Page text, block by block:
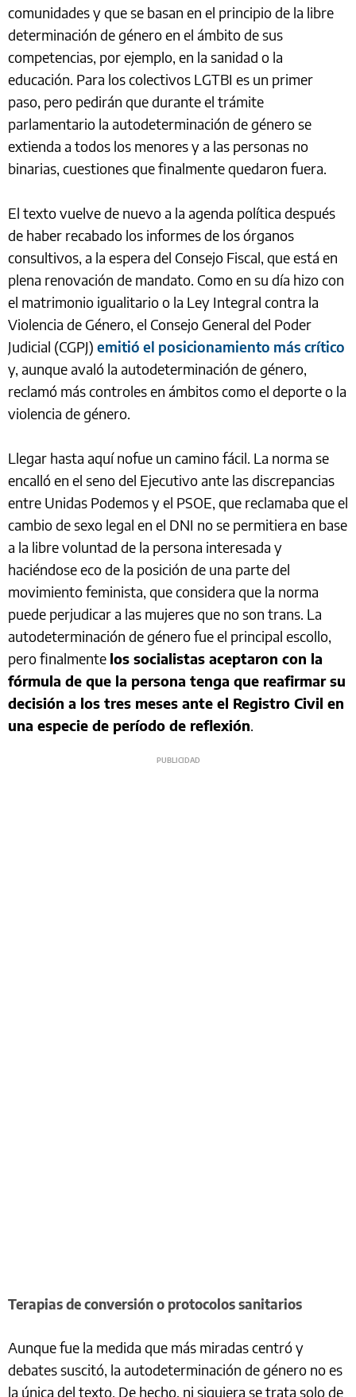
comunidades y que se basan en el principio de la libre
determinación de género en el ámbito de sus
competencias, por ejemplo, en la sanidad o la
educación. Para los colectivos LGTBI es un primer
paso, pero pedirán que durante el trámite
parlamentario la autodeterminación de género se
extienda a todos los menores y a las personas no
binarias, cuestiones que finalmente quedaron fuera.
El texto vuelve de nuevo a la agenda política después
de haber recabado los informes de los órganos
consultivos, a la espera del Consejo Fiscal, que está en
plena renovación de mandato. Como en su día hizo con
el matrimonio igualitario o la Ley Integral contra la
Violencia de Género, el Consejo General del Poder
Judicial (CGPJ) emitió el posicionamiento más crítico
y, aunque avaló la autodeterminación de género,
reclamó más controles en ámbitos como el deporte o la
violencia de género.
Llegar hasta aquí nofue un camino fácil. La norma se
encalló en el seno del Ejecutivo ante las discrepancias
entre Unidas Podemos y el PSOE, que reclamaba que el
cambio de sexo legal en el DNI no se permitiera en base
a la libre voluntad de la persona interesada y
haciéndose eco de la posición de una parte del
movimiento feminista, que considera que la norma
puede perjudicar a las mujeres que no son trans. La
autodeterminación de género fue el principal escollo,
pero finalmente los socialistas aceptaron con la
fórmula de que la persona tenga que reafirmar su
decisión a los tres meses ante el Registro Civil en
una especie de período de reflexión.
Terapias de conversión o protocolos sanitarios
Aunque fue la medida que más miradas centró y
debates suscitó, la autodeterminación de género no es
la única del texto. De hecho, ni siquiera se trata solo de